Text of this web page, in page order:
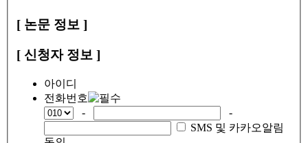
[ 논문 정보 ]
[ 신청자 정보 ]
아이디
전화번호
-
-
SMS 및 카카오알림